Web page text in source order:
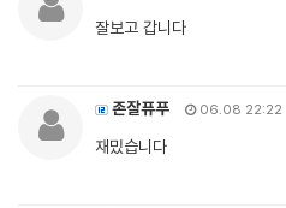
잘보고 갑니다
존잘퓨푸 06.08 22:22
재밌습니다